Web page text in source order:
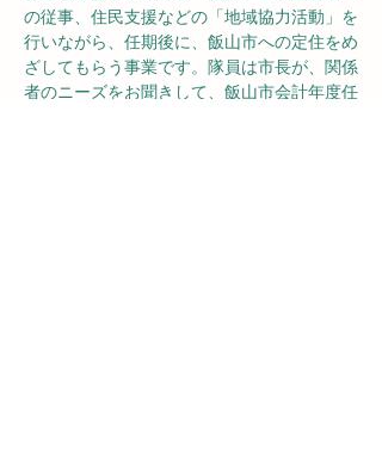
の従事、住民支援などの「地域協力活動」を
行いながら、任期後に、飯山市への定住をめ
ざしてもらう事業です。隊員は市長が、関係
者のニーズをお聞きして、飯山市会計年度任